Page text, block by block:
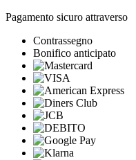
Pagamento sicuro attraverso
Contrassegno
Bonifico anticipato